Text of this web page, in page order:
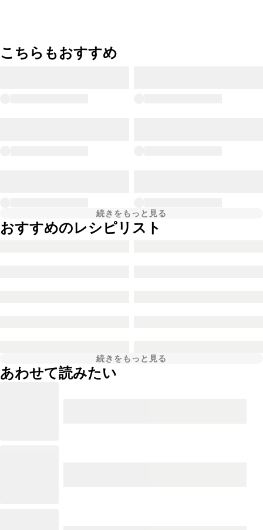
こちらもおすすめ
続きをもっと見る
おすすめのレシピリスト
続きをもっと見る
あわせて読みたい